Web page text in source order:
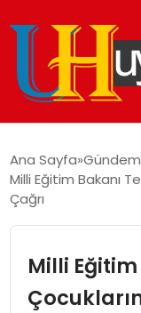
EKONOMI
Ana Sayfa Gündem
Milli Eğitim Bakanı
Çağrı
Milli Eğitim